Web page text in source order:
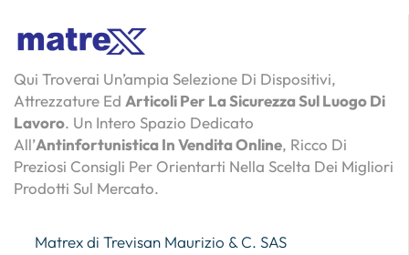
Qui Troverai Un’ampia Selezione Di Dispositivi,
Attrezzature Ed Articoli Per La Sicurezza Sul Luogo Di
Lavoro. Un Intero Spazio Dedicato
All’Antinfortunistica In Vendita Online, Ricco Di
Preziosi Consigli Per Orientarti Nella Scelta Dei Migliori
Prodotti Sul Mercato.
Matrex di Trevisan Maurizio & C. SAS